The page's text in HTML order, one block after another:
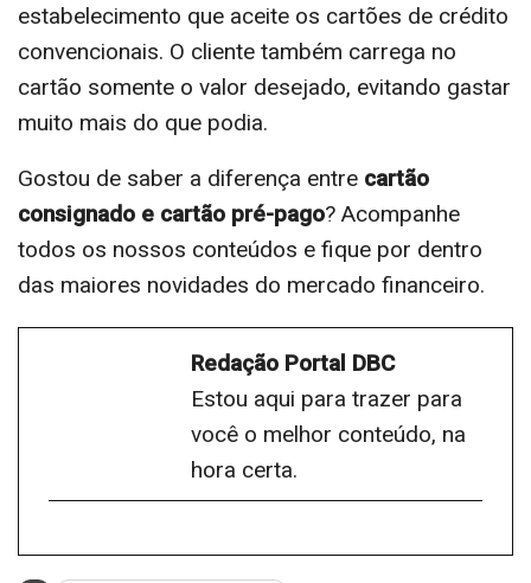
estabelecimento que aceite os cartões de crédito
convencionais. O cliente também carrega no
cartão somente o valor desejado, evitando gastar
muito mais do que podia.
Gostou de saber a diferença entre cartão
consignado e cartão pré-pago? Acompanhe
todos os nossos conteúdos e fique por dentro
das maiores novidades do mercado financeiro.
Redação Portal DBC
Estou aqui para trazer para
você o melhor conteúdo, na
hora certa.